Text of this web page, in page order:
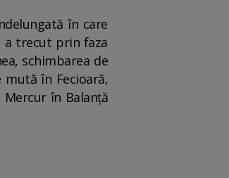
în care
a trecut prin faza
schimbarea de
mută în Fecioară,
în Balanță